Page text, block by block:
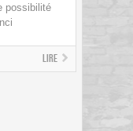
possibilité
Lire